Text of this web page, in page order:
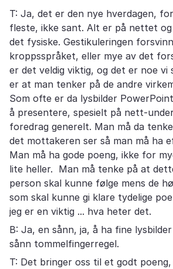
T: Ja, det er den nye hverdagen,
fleste, ikke sant. Alt er på nettet
det fysiske. Gestikuleringen
kroppsspråket, eller mye av det
er det veldig viktig, og det er noe vi
er at man tenker på de andre
Som ofte er da lysbilder
å presentere, spesielt på nett-
foredrag generelt. Man må da
det mottakeren ser så man må ha
Man må ha gode poeng, ikke for
lite heller. Man må tenke på at
person skal kunne følge mens de
som skal kunne gi klare tydelige
jeg er en viktig ... hva heter det.
B: Ja, en sånn, ja, å ha fine
sånn tommelfingerregel.
T: Det bringer oss til et godt